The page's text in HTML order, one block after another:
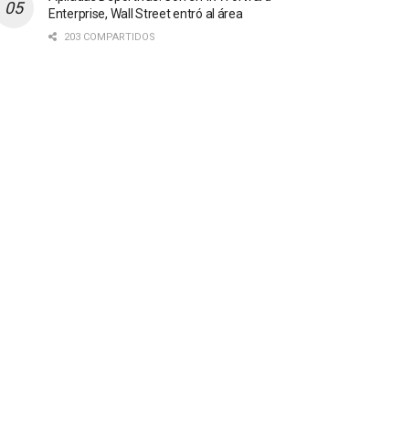
Enterprise, Wall Street entró al área
203 COMPARTIDOS